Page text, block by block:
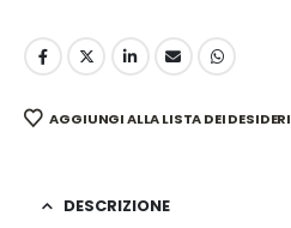
AGGIUNGI ALLA LISTA DEI DESIDERI
DESCRIZIONE